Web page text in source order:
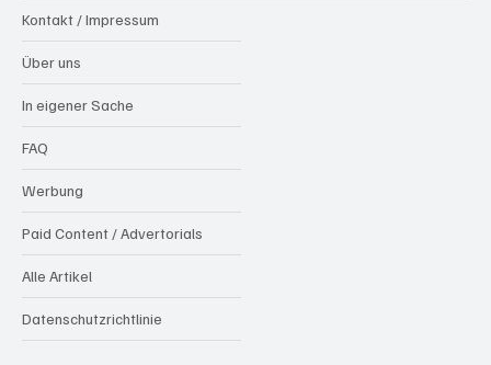
Kontakt / Impressum
Über uns
In eigener Sache
FAQ
Werbung
Paid Content / Advertorials
Alle Artikel
Datenschutzrichtlinie